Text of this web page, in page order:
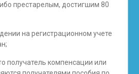
престарелым, достигшим 80
на регистрационном учете
получатель компенсации или